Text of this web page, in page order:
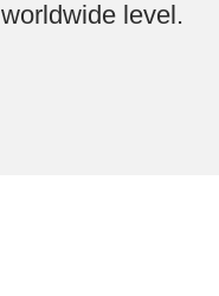
worldwide level.